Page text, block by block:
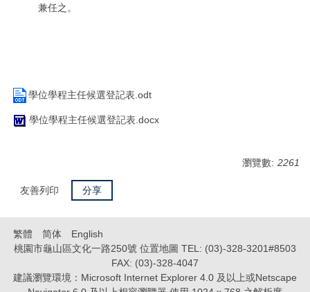
兼任之。
學位學程主任候選登記表.odt
學位學程主任候選登記表.docx
瀏覽數: 2261
友善列印 分享
繁體 简体
English
桃園市龜山區文化一路250號 位置地圖 TEL: (03)-328-3201#8503
FAX: (03)-328-4047
建議瀏覽環境：Microsoft Internet Explorer 4.0 及以上或Netscape